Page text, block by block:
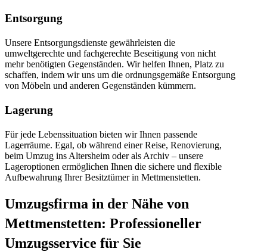
Entsorgung
Unsere Entsorgungsdienste gewährleisten die
umweltgerechte und fachgerechte Beseitigung von nicht
mehr benötigten Gegenständen. Wir helfen Ihnen, Platz zu
schaffen, indem wir uns um die ordnungsgemäße Entsorgung
von Möbeln und anderen Gegenständen kümmern.
Lagerung
Für jede Lebenssituation bieten wir Ihnen passende
Lagerräume. Egal, ob während einer Reise, Renovierung,
beim Umzug ins Altersheim oder als Archiv – unsere
Lageroptionen ermöglichen Ihnen die sichere und flexible
Aufbewahrung Ihrer Besitztümer in Mettmenstetten.
Umzugsfirma in der Nähe von
Mettmenstetten: Professioneller
Umzugsservice für Sie